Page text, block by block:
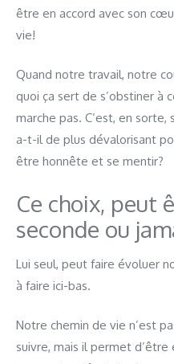
être en accord avec son
vie!
Quand notre travail, notre
quoi ça sert de s’obstiner à
marche pas. C’est, en
a-t-il de plus dévalorisant
être honnête et se mentir?
Ce choix, peut
seconde ou
Lui seul, peut faire évoluer
à faire ici-bas.
Notre chemin de vie n’est
suivre, mais il permet